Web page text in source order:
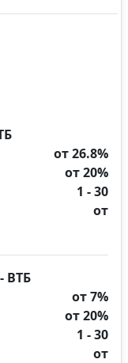
от 26.8%
от 20%
1 - 30
от
ВТБ
от 7%
от 20%
1 - 30
от